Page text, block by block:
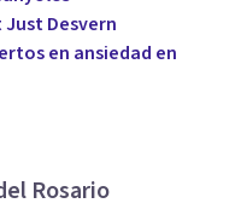
Just Desvern
en ansiedad en
Rosario